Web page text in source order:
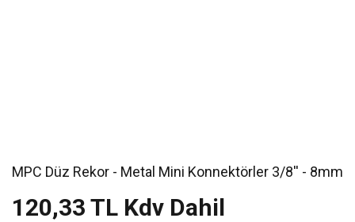
MPC Düz Rekor - Metal Mini Konnektörler 3/8'' - 8mm
120,33 TL Kdv Dahil